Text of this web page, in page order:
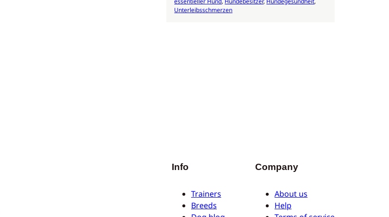
Unterleibsschmerzen
Info
Trainers
Breeds
Company
About us
Help